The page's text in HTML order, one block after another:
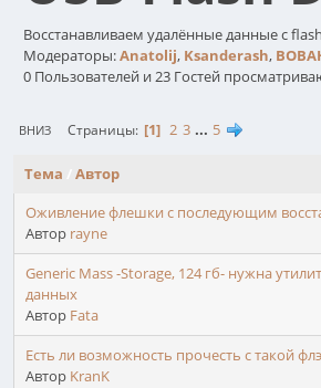
Восстанавливаем удалённые данные с
Модераторы:Anatolij, Ksanderash,
0 Пользователей и 23 Гостей
ВНИЗ Страницы 1 2 3 ... 5
Тема
Автор
Оживление флешки с последующим
Автор rayne
Generic Mass -Storage, 124 гб- нужна
данных
Автор Fata
Есть ли возможность прочесть с такой
Автор KranK